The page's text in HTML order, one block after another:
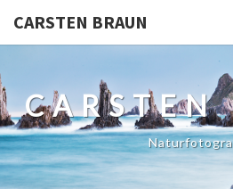
CARSTEN BRAUN
CARSTEN